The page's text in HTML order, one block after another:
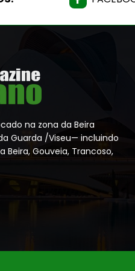
na zona da Beira
Guarda /Viseu— incluindo
Beira, Gouveia, Trancoso,